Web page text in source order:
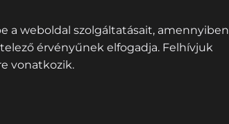
a weboldal szolgáltatásait, amennyiben
érvényűnek elfogadja. Felhívjuk
vonatkozik.